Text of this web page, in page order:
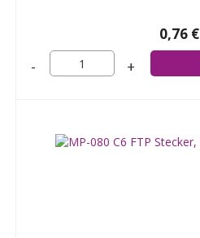
0,76 €
- +